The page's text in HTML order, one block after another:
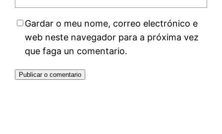
Gardar o meu nome, correo electrónico e
web neste navegador para a próxima vez
que faga un comentario.